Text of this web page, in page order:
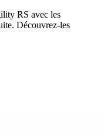
RS avec les
Découvrez-les